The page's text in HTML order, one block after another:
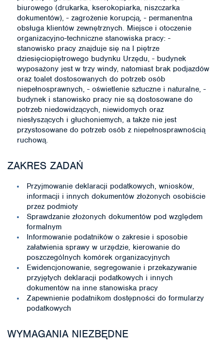
biurowego (drukarka, kserokopiarka, niszczarka
dokumentów), - zagrożenie korupcją, - permanentna
obsługa klientów zewnętrznych. Miejsce i otoczenie
organizacyjno-techniczne stanowiska pracy: -
stanowisko pracy znajduje się na I piętrze
dziesięciopiętrowego budynku Urzędu, - budynek
wyposażony jest w trzy windy, natomiast brak podjazdów
oraz toalet dostosowanych do potrzeb osób
niepełnosprawnych, - oświetlenie sztuczne i naturalne, -
budynek i stanowisko pracy nie są dostosowane do
potrzeb niedowidzących, niewidomych oraz
niesłyszących i głuchoniemych, a także nie jest
przystosowane do potrzeb osób z niepełnosprawnością
ruchową.
ZAKRES ZADAŃ
Przyjmowanie deklaracji podatkowych, wniosków,
informacji i innych dokumentów złożonych osobiście
przez podmioty
Sprawdzanie złożonych dokumentów pod względem
formalnym
Informowanie podatników o zakresie i sposobie
załatwienia sprawy w urzędzie, kierowanie do
poszczególnych komórek organizacyjnych
Ewidencjonowanie, segregowanie i przekazywanie
przyjętych deklaracji podatkowych i innych
dokumentów na inne stanowiska pracy
Zapewnienie podatnikom dostępności do formularzy
podatkowych
WYMAGANIA NIEZBĘDNE